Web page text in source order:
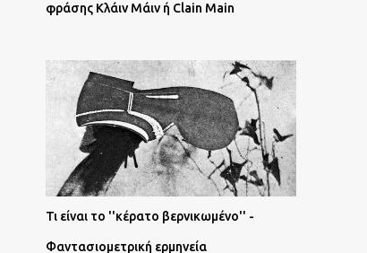
φράσης Κλάιν Μάιν ή Clain Main
Τι είναι το ''κέρατο βερνικωμένο'' -
Φαντασιομετρική ερμηνεία